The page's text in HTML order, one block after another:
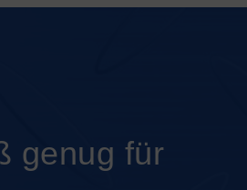
genug für